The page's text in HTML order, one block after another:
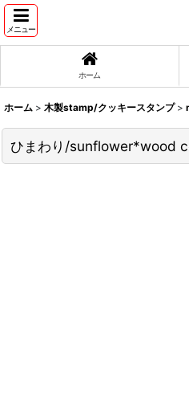
メニュー
ホーム
ホーム > 木製stamp/クッキースタンプ >
ひまわり/sunflower*wood